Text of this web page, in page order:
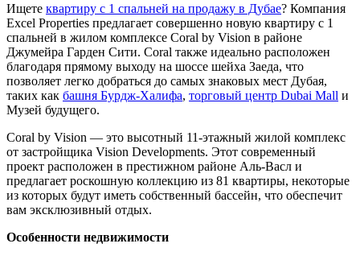
Ищете квартиру с 1 спальней на продажу в Дубае? Компания
Excel Properties предлагает совершенно новую квартиру с 1
спальней в жилом комплексе Coral by Vision в районе
Джумейра Гарден Сити. Coral также идеально расположен
благодаря прямому выходу на шоссе шейха Заеда, что
позволяет легко добраться до самых знаковых мест Дубая,
таких как башня Бурдж-Халифа, торговый центр Dubai Mall и
Музей будущего.
Coral by Vision — это высотный 11-этажный жилой комплекс
от застройщика Vision Developments. Этот современный
проект расположен в престижном районе Аль-Васл и
предлагает роскошную коллекцию из 81 квартиры, некоторые
из которых будут иметь собственный бассейн, что обеспечит
вам эксклюзивный отдых.
Особенности недвижимости